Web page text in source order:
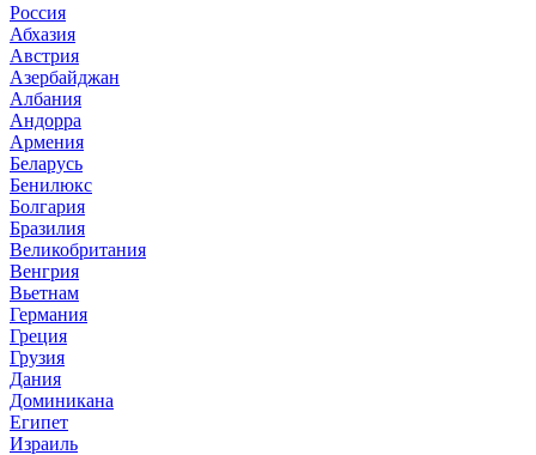
Россия
Абхазия
Австрия
Азербайджан
Албания
Андорра
Армения
Беларусь
Бенилюкс
Болгария
Бразилия
Великобритания
Венгрия
Вьетнам
Германия
Греция
Грузия
Дания
Доминикана
Египет
Израиль